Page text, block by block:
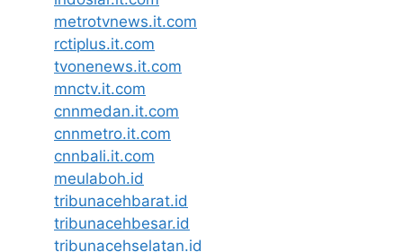
metrotvnews.it.com
rctiplus.it.com
tvonenews.it.com
mnctv.it.com
cnnmedan.it.com
cnnmetro.it.com
cnnbali.it.com
meulaboh.id
tribunacehbarat.id
tribunacehbesar.id
tribunacehselatan.id